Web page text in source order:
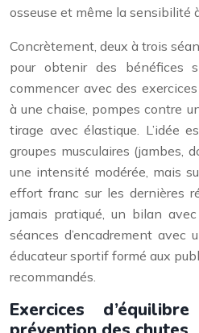
osseuse et même la sensibilité
Concrètement, deux à trois
pour obtenir des bénéfices
commencer avec des
à une chaise, pompes contre
tirage avec élastique. L’idée
groupes musculaires (jambes,
une intensité modérée, mais
effort franc sur les dernières
jamais pratiqué, un bilan
séances d’encadrement avec
éducateur sportif formé aux
recommandés.
Exercices